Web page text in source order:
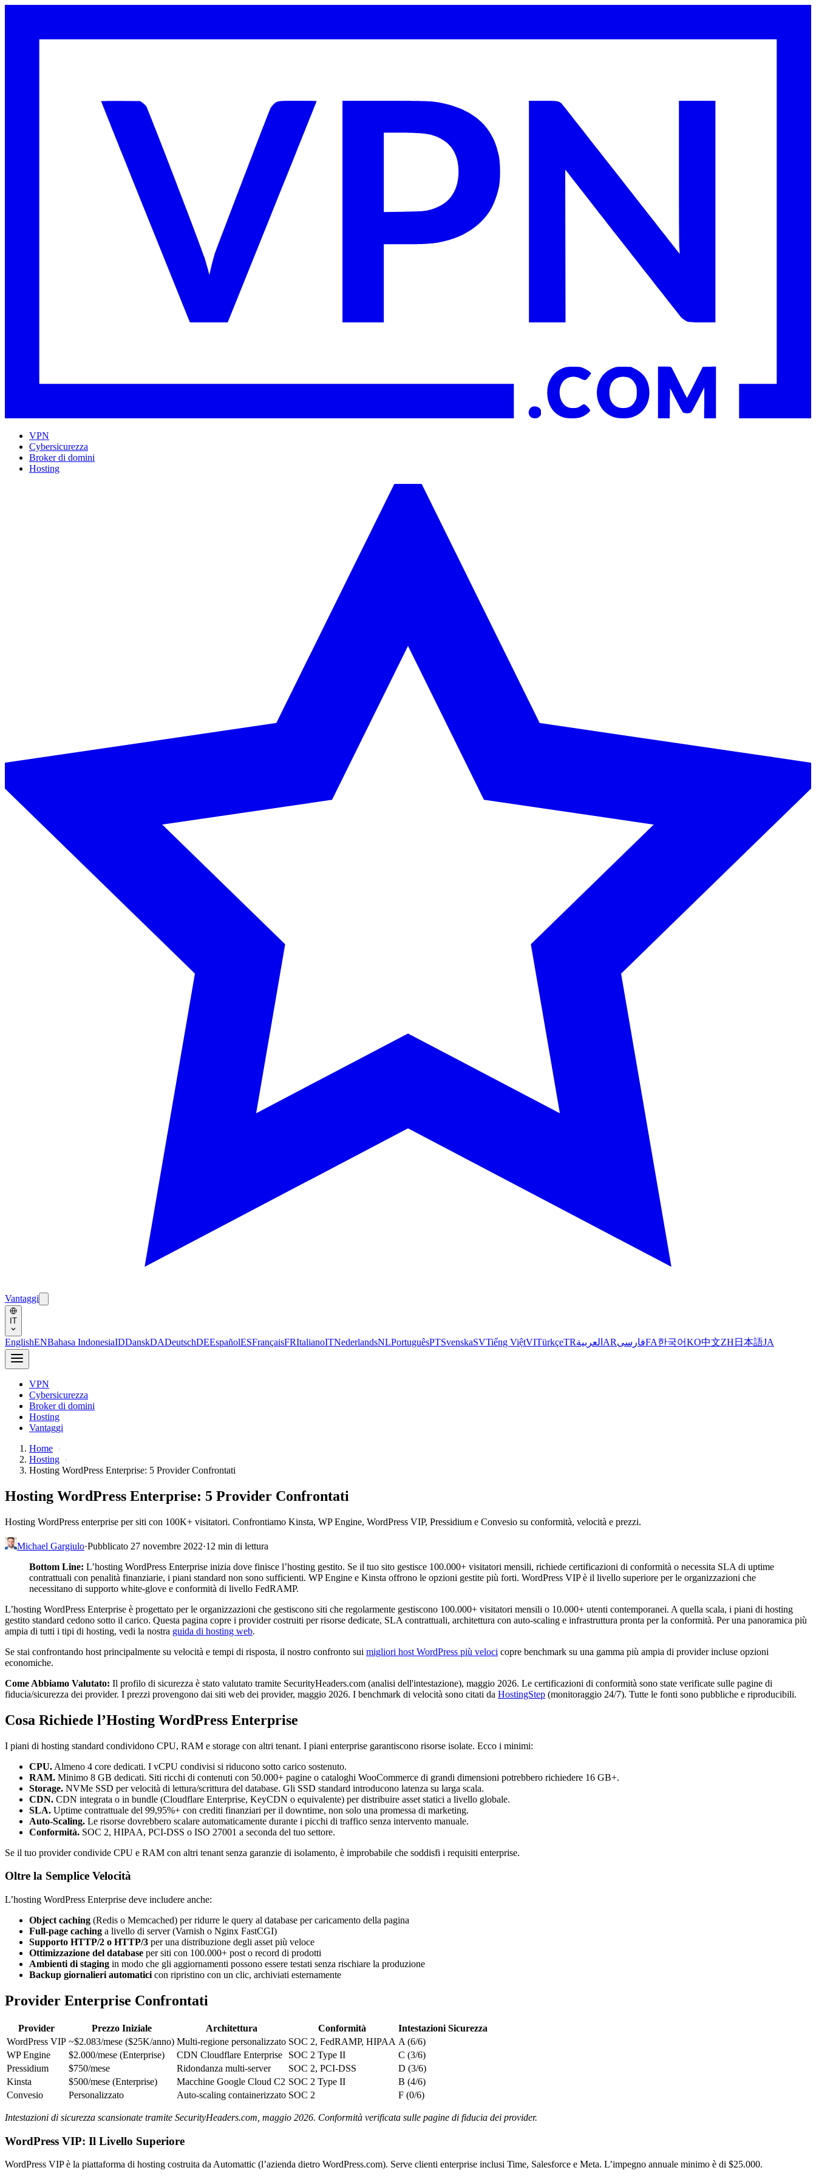
VPN
Cybersicurezza
Broker di domini
Hosting
Vantaggi
IT
EnglishENBahasa IndonesiaIDDanskDADeutschDEEspañolESFrançaisFRItalianoITNederlandsNLPortuguêsPTSvenskaSVTiếng ViệtVITürkçeTRالعربية ARفارسیFA한국어KO中文ZH 日本語JA
VPN
Cybersicurezza
Broker di domini
Hosting
Vantaggi
Home
Hosting
Hosting WordPress Enterprise: 5 Provider Confrontati
Hosting WordPress Enterprise: 5 Provider Confrontati
Hosting WordPress enterprise per siti con 100K+ visitatori. Confrontiamo Kinsta, WP Engine, WordPress VIP, Pressidium e Convesio su conformità, velocità e prezzi.
Michael Gargiulo·Pubblicato 27 novembre 2022·12 min di lettura
Bottom Line: L’hosting WordPress Enterprise inizia dove finisce l’hosting gestito. Se il tuo sito gestisce 100.000+ visitatori mensili, richiede certificazioni di conformità o necessita SLA di uptime
contrattuali con penalità finanziarie, i piani standard non sono sufficienti. WP Engine e Kinsta offrono le opzioni gestite più forti. WordPress VIP è il livello superiore per le organizzazioni che
necessitano di supporto white-glove e conformità di livello FedRAMP.
L’hosting WordPress Enterprise è progettato per le organizzazioni che gestiscono siti che regolarmente gestiscono 100.000+ visitatori mensili o 10.000+ utenti contemporanei. A quella scala, i piani di hosting
gestito standard cedono sotto il carico. Questa pagina copre i provider costruiti per risorse dedicate, SLA contrattuali, architettura con auto-scaling e infrastruttura pronta per la conformità. Per una panoramica più
ampia di tutti i tipi di hosting, vedi la nostra guida di hosting web.
Se stai confrontando host principalmente su velocità e tempi di risposta, il nostro confronto sui migliori host WordPress più veloci copre benchmark su una gamma più ampia di provider incluse opzioni
economiche.
Come Abbiamo Valutato: Il profilo di sicurezza è stato valutato tramite SecurityHeaders.com (analisi dell'intestazione), maggio 2026. Le certificazioni di conformità sono state verificate sulle pagine di
fiducia/sicurezza dei provider. I prezzi provengono dai siti web dei provider, maggio 2026. I benchmark di velocità sono citati da HostingStep (monitoraggio 24/7). Tutte le fonti sono pubbliche e riproducibili.
Cosa Richiede l’Hosting WordPress Enterprise
I piani di hosting standard condividono CPU, RAM e storage con altri tenant. I piani enterprise garantiscono risorse isolate. Ecco i minimi:
CPU. Almeno 4 core dedicati. I vCPU condivisi si riducono sotto carico sostenuto.
RAM. Minimo 8 GB dedicati. Siti ricchi di contenuti con 50.000+ pagine o cataloghi WooCommerce di grandi dimensioni potrebbero richiedere 16 GB+.
Storage. NVMe SSD per velocità di lettura/scrittura del database. Gli SSD standard introducono latenza su larga scala.
CDN. CDN integrata o in bundle (Cloudflare Enterprise, KeyCDN o equivalente) per distribuire asset statici a livello globale.
SLA. Uptime contrattuale del 99,95%+ con crediti finanziari per il downtime, non solo una promessa di marketing.
Auto-Scaling. Le risorse dovrebbero scalare automaticamente durante i picchi di traffico senza intervento manuale.
Conformità. SOC 2, HIPAA, PCI-DSS o ISO 27001 a seconda del tuo settore.
Se il tuo provider condivide CPU e RAM con altri tenant senza garanzie di isolamento, è improbabile che soddisfi i requisiti enterprise.
Oltre la Semplice Velocità
L’hosting WordPress Enterprise deve includere anche:
Object caching (Redis o Memcached) per ridurre le query al database per caricamento della pagina
Full-page caching a livello di server (Varnish o Nginx FastCGI)
Supporto HTTP/2 o HTTP/3 per una distribuzione degli asset più veloce
Ottimizzazione del database per siti con 100.000+ post o record di prodotti
Ambienti di staging in modo che gli aggiornamenti possono essere testati senza rischiare la produzione
Backup giornalieri automatici con ripristino con un clic, archiviati esternamente
Provider Enterprise Confrontati
Provider Prezzo Iniziale Architettura Conformità
Intestazioni Sicurezza
WordPress VIP ~$2.083/mese ($25K/anno) Multi-regione personalizzato SOC 2, FedRAMP, HIPAA A (6/6)
WP Engine
$2.000/mese (Enterprise) CDN Cloudflare Enterprise SOC 2 Type II
C (3/6)
Pressidium
$750/mese Ridondanza multi-server SOC 2, PCI-DSS
D (3/6)
Kinsta
$500/mese (Enterprise) Macchine Google Cloud C2 SOC 2 Type II
B (4/6)
Convesio
Personalizzato Auto-scaling containerizzato SOC 2 F (0/6)
Intestazioni di sicurezza scansionate tramite SecurityHeaders.com, maggio 2026. Conformità verificata sulle pagine di fiducia dei provider.
WordPress VIP: Il Livello Superiore
WordPress VIP è la piattaforma di hosting costruita da Automattic (l’azienda dietro WordPress.com). Serve clienti enterprise inclusi Time, Salesforce e Meta. L’impegno annuale minimo è di $25.000.